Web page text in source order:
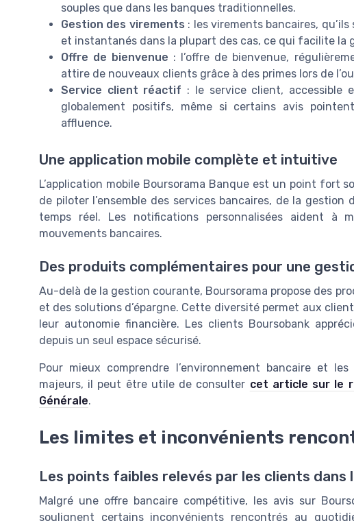
souples que dans les banques traditionnelles.
Gestion des virements : les virements bancaires,
et instantanés dans la plupart des cas, ce qui facilite la
Offre de bienvenue : l’offre de bienvenue,
attire de nouveaux clients grâce à des primes lors de
Service client réactif : le service client, accessible
globalement positifs, même si certains avis
affluence.
Une application mobile complète et intuitive
L’application mobile Boursorama Banque est un point fort
de piloter l’ensemble des services bancaires, de la
temps réel. Les notifications personnalisées aident
mouvements bancaires.
Des produits complémentaires pour une
Au-delà de la gestion courante, Boursorama propose des
et des solutions d’épargne. Cette diversité permet aux
leur autonomie financière. Les clients Boursobank
depuis un seul espace sécurisé.
Pour mieux comprendre l’environnement bancaire et
majeurs, il peut être utile de consulter cet article sur le
Générale.
Les limites et inconvénients
Les points faibles relevés par les clients dans
Malgré une offre bancaire compétitive, les avis sur
soulignent certains inconvénients rencontrés au